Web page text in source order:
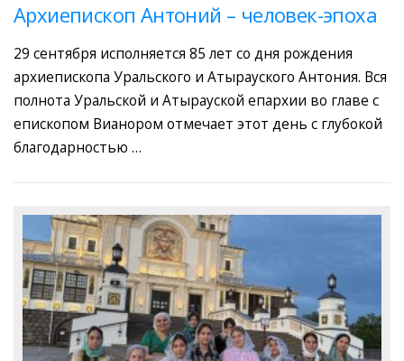
Архиепископ Антоний – человек-эпоха
29 сентября исполняется 85 лет со дня рождения
архиепископа Уральского и Атырауского Антония. Вся
полнота Уральской и Атырауской епархии во главе с
епископом Вианором отмечает этот день с глубокой
благодарностью …